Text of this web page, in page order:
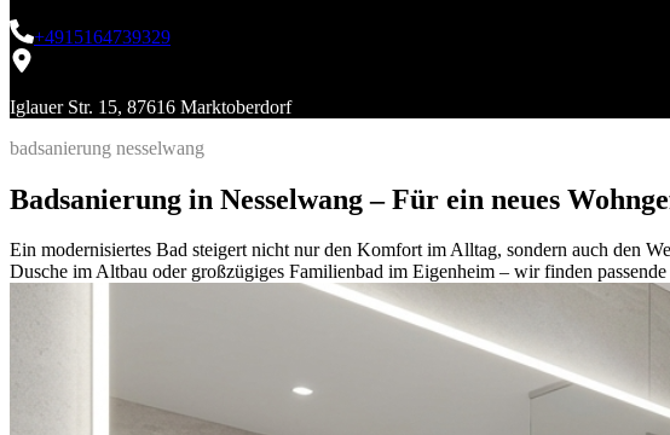
+4915164739329
Iglauer Str. 15, 87616 Marktoberdorf
badsanierung nesselwang
Badsanierung in Nesselwang – Für ein neues
Ein modernisiertes Bad steigert nicht nur den Komfort im Alltag, sondern auch den
Dusche im Altbau oder großzügiges Familienbad im Eigenheim – wir finden